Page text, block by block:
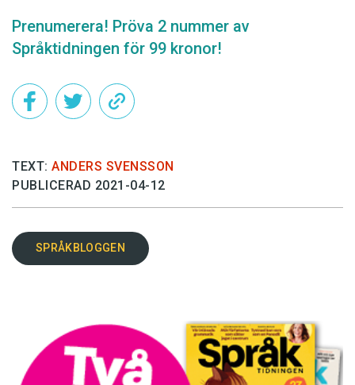
Prenumerera! Pröva 2 nummer av
Språktidningen för 99 kronor!
TEXT: ANDERS SVENSSON
PUBLICERAD 2021-04-12
SPRÅKBLOGGEN